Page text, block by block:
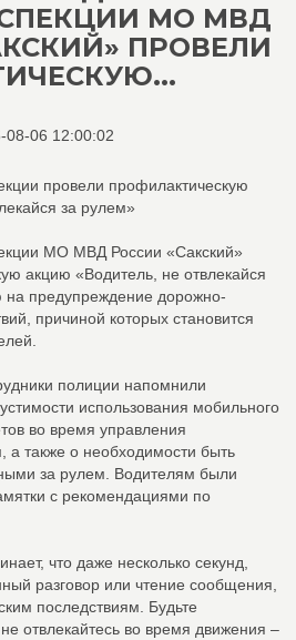
МО МВД
ПРОВЕЛИ
08-06 12:00:02
провели профилактическую
за рулем»
МО МВД России «Сакский»
акцию «Водитель, не отвлекайся
предупреждение дорожно-
причиной которых становится
полиции напомнили
использования мобильного
во время управления
а также о необходимости быть
за рулем. Водителям были
с рекомендациями по
что даже несколько секунд,
разговор или чтение сообщения,
последствиям. Будьте
отвлекайтесь во время движения –